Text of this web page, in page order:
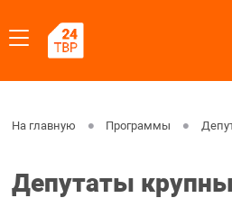
На главную Программы
Депутаты